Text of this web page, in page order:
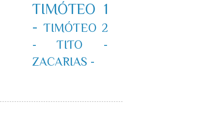
TIMÓTEO 1
- TIMÓTEO 2
-
TITO -
ZACARIAS -